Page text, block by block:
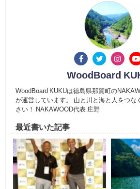
WoodBoard
WoodBoard KUKUは徳島県那賀町の
が運営しています。 山と川と海と人をつな
さい！ NAKAWOOD代表 庄野
最近書いた記事